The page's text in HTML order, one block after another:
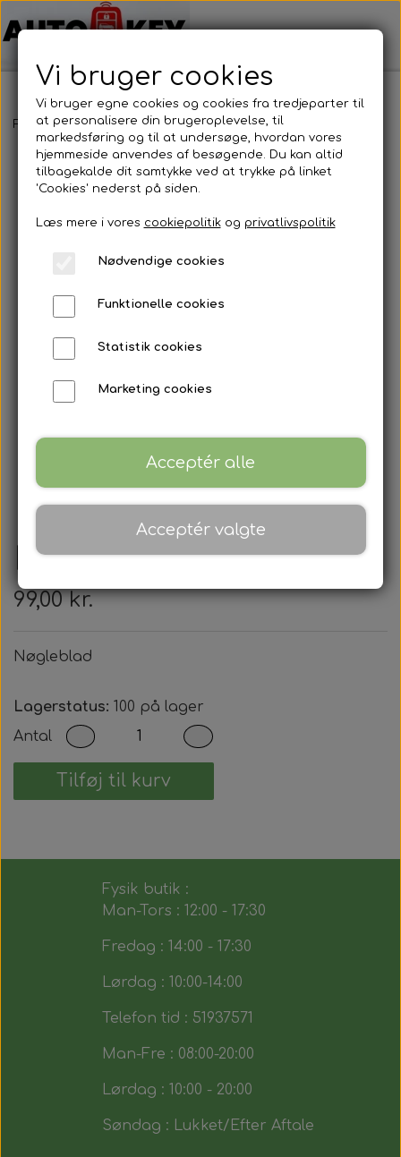
Forside Bilnøgler Volvo Nøgleblad Nøgleblad
Nøgleblad
99,00 kr.
Nøgleblad
Lagerstatus: 100 på lager
Antal
Tilføj til kurv
Fysik butik :
Man-Tors : 12:00 - 17:30
Fredag : 14:00 - 17:30
Lørdag : 10:00-14:00
Telefon tid : 51937571
Man-Fre : 08:00-20:00
Lørdag : 10:00 - 20:00
Søndag : Lukket/Efter Aftale
Vi bruger cookies
Vi bruger egne cookies og cookies fra tredjeparter til
at personalisere din brugeroplevelse, til
markedsføring og til at undersøge, hvordan vores
hjemmeside anvendes af besøgende. Du kan altid
tilbagekalde dit samtykke ved at trykke på linket
'Cookies' nederst på siden.
Læs mere i vores cookiepolitikog privatlivspolitik
Nødvendige cookies
Funktionelle cookies
Statistik cookies
Marketing cookies
Acceptér alle
Acceptér valgte